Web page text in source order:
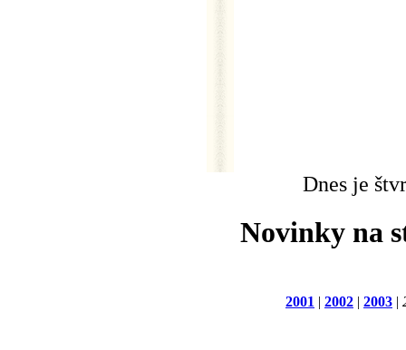
Dnes je
Novinky na
2001 | 2002 | 2003 |